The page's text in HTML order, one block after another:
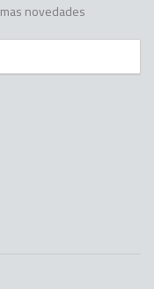
novedades